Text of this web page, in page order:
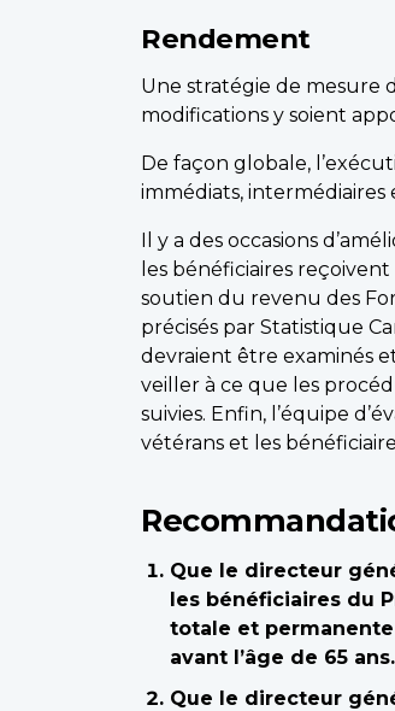
Rendement
Une stratégie de mesure
modifications y soient
De façon globale,
immédiats,
Il y a des occasions
les bénéficiaires
soutien du revenu des
précisés par Statistique
devraient être examinés
veiller à ce que les
suivies. Enfin, l’équipe
vétérans et les
Que le directeur
les bénéficiaires du
totale et
avant l’âge de 65 ans.
Que le directeur